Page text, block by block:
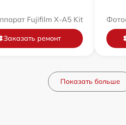
Fujifilm X-A5 Kit
Заказать ремонт
Показать больше